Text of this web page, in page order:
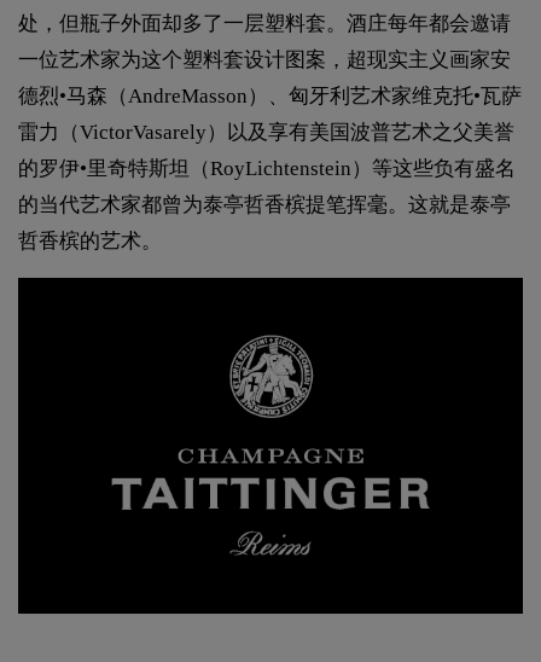
处，但瓶子外面却多了一层塑料套。酒庄每年都会邀请
一位艺术家为这个塑料套设计图案，超现实主义画家安
德烈•马森（AndreMasson）、匈牙利艺术家维克托•瓦萨
雷力（VictorVasarely）以及享有美国波普艺术之父美誉
的罗伊•里奇特斯坦（RoyLichtenstein）等这些负有盛名
的当代艺术家都曾为泰亭哲香槟提笔挥毫。这就是泰亭
哲香槟的艺术。